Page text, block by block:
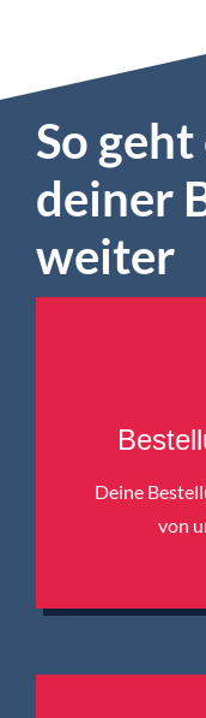
So geht
deiner
weiter
Deine
von